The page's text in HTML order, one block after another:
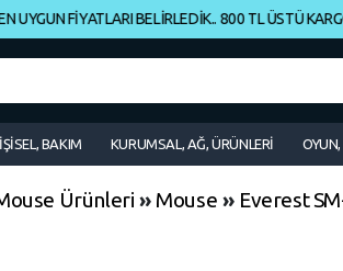
FİYATLARI BELİRLEDİK.. 800 TL ÜSTÜ KARGO
BAKIM KURUMSAL, AĞ, ÜRÜNLERİ
Ürünleri » Mouse » Everest